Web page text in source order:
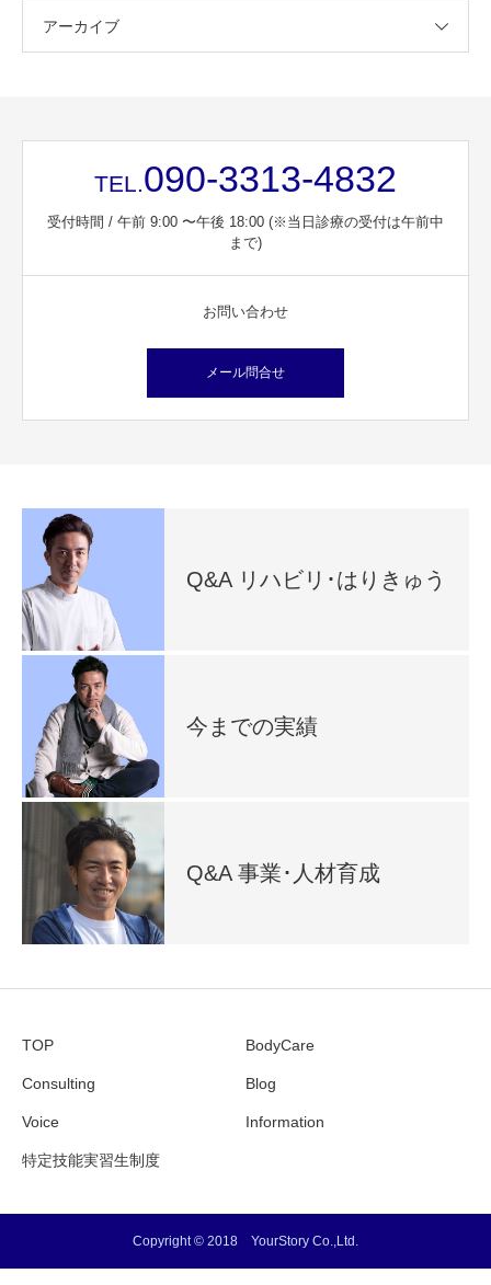
アーカイブ
TEL. 090-3313-4832
受付時間 / 午前 9:00 〜午後 18:00 (※当日診療の受付は午前中
まで)
お問い合わせ
メール問合せ
Q&A リハビリ･はりきゅう
今までの実績
Q&A 事業･人材育成
TOP BodyCare
Consulting Blog
Voice Information
特定技能実習生制度
Copyright © 2018 YourStory Co.,Ltd.